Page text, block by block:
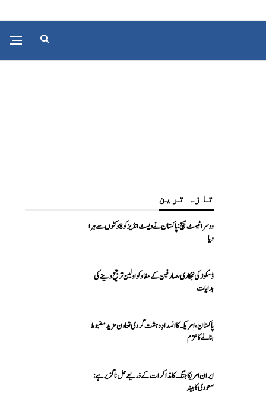
تازہ ترین
دوسرا ٹیسٹ میچ: پاکستان نے ویسٹ انڈیز کو 8 وکٹوں سے ہرا
دیا
ڈسکوز کی نجکاری،صارفین کے مفاد کو اولین ترجیح دینے کی
ہدایات
پاکستان، امریکہ کا انسدادِ دہشت گردی تعاون مزید مضبوط
بنانے کا عزم
ایران امریکا جنگ کا مذاکرات کے ذریعے حل ناگزیر ہے:
سعودی کابینہ